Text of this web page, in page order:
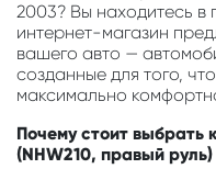
2003? Вы находитесь
интернет-магазин
вашего авто —
созданные для того,
максимально
Почему стоит выбрать
(NHW210, правый